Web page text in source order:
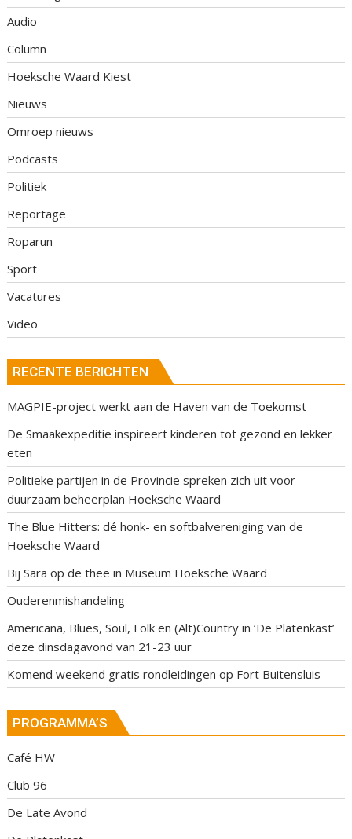
Audio
Column
Hoeksche Waard Kiest
Nieuws
Omroep nieuws
Podcasts
Politiek
Reportage
Roparun
Sport
Vacatures
Video
RECENTE BERICHTEN
MAGPIE-project werkt aan de Haven van de Toekomst
De Smaakexpeditie inspireert kinderen tot gezond en lekker
eten
Politieke partijen in de Provincie spreken zich uit voor
duurzaam beheerplan Hoeksche Waard
The Blue Hitters: dé honk- en softbalvereniging van de
Hoeksche Waard
Bij Sara op de thee in Museum Hoeksche Waard
Ouderenmishandeling
Americana, Blues, Soul, Folk en (Alt)Country in ‘De Platenkast’
deze dinsdagavond van 21-23 uur
Komend weekend gratis rondleidingen op Fort Buitensluis
PROGRAMMA’S
Café HW
Club 96
De Late Avond